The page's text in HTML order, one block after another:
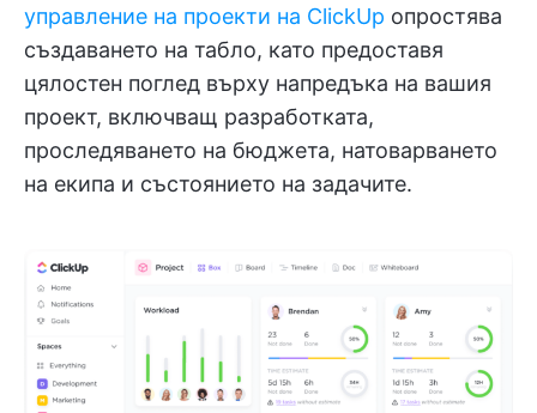
управление на проекти на ClickUp опростява
създаването на табло, като предоставя
цялостен поглед върху напредъка на вашия
проект, включващ разработката,
проследяването на бюджета, натоварването
на екипа и състоянието на задачите.